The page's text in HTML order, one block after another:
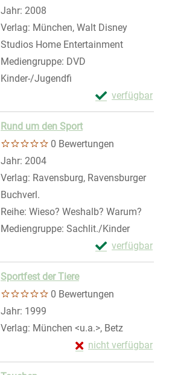
Suche nach diesem Verfasser
Jahr: 2008
Verlag: München, Walt Disney
Studios Home Entertainment
Mediengruppe: DVD
Kinder-/Jugendfi
verfügbar
Exemplar-
Zum Download
Rund um den Sport
0 Bewertungen
Suche nach diesem Verfasser
Jahr: 2004
Verlag: Ravensburg, Ravensburger
Buchverl.
Reihe: Wieso? Weshalb? Warum?
Mediengruppe: Sachlit./Kinder
verfügbar
Exemplar-
Zum Download
Sportfest der Tiere
0 Bewertungen
Suche nach diesem Verfasser
Jahr: 1999
Verlag: München <u.a.>, Betz
nicht verfügbar
Exemplar-Details
Zum Download von